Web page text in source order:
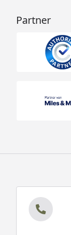
Partner